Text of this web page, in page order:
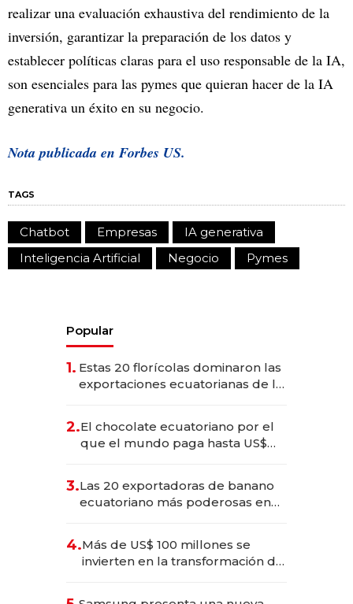
realizar una evaluación exhaustiva del rendimiento de la
inversión, garantizar la preparación de los datos y
establecer políticas claras para el uso responsable de la IA,
son esenciales para las pymes que quieran hacer de la IA
generativa un éxito en su negocio.
Nota publicada en Forbes US.
TAGS
Chatbot Empresas
IA generativa
Inteligencia Artificial
Negocio Pymes
Popular
1. Estas 20 florícolas dominaron las
exportaciones ecuatorianas de la
2.El chocolate ecuatoriano por el
que el mundo paga hasta US$
3.Las 20 exportadoras de banano
ecuatoriano más poderosas en
4.Más de US$ 100 millones se
invierten en la transformación de